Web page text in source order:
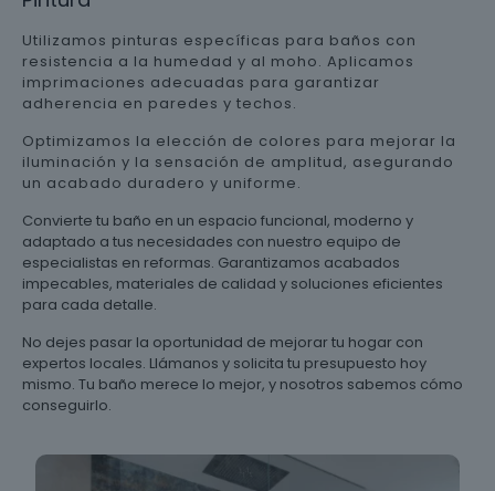
Utilizamos pinturas específicas para baños con
resistencia a la humedad y al moho. Aplicamos
imprimaciones adecuadas para garantizar
adherencia en paredes y techos.
Optimizamos la elección de colores para mejorar la
iluminación y la sensación de amplitud, asegurando
un acabado duradero y uniforme.
Convierte tu baño en un espacio funcional, moderno y
adaptado a tus necesidades con nuestro equipo de
especialistas en reformas. Garantizamos acabados
impecables, materiales de calidad y soluciones eficientes
para cada detalle.
No dejes pasar la oportunidad de mejorar tu hogar con
expertos locales. Llámanos y solicita tu presupuesto hoy
mismo. Tu baño merece lo mejor, y nosotros sabemos cómo
conseguirlo.